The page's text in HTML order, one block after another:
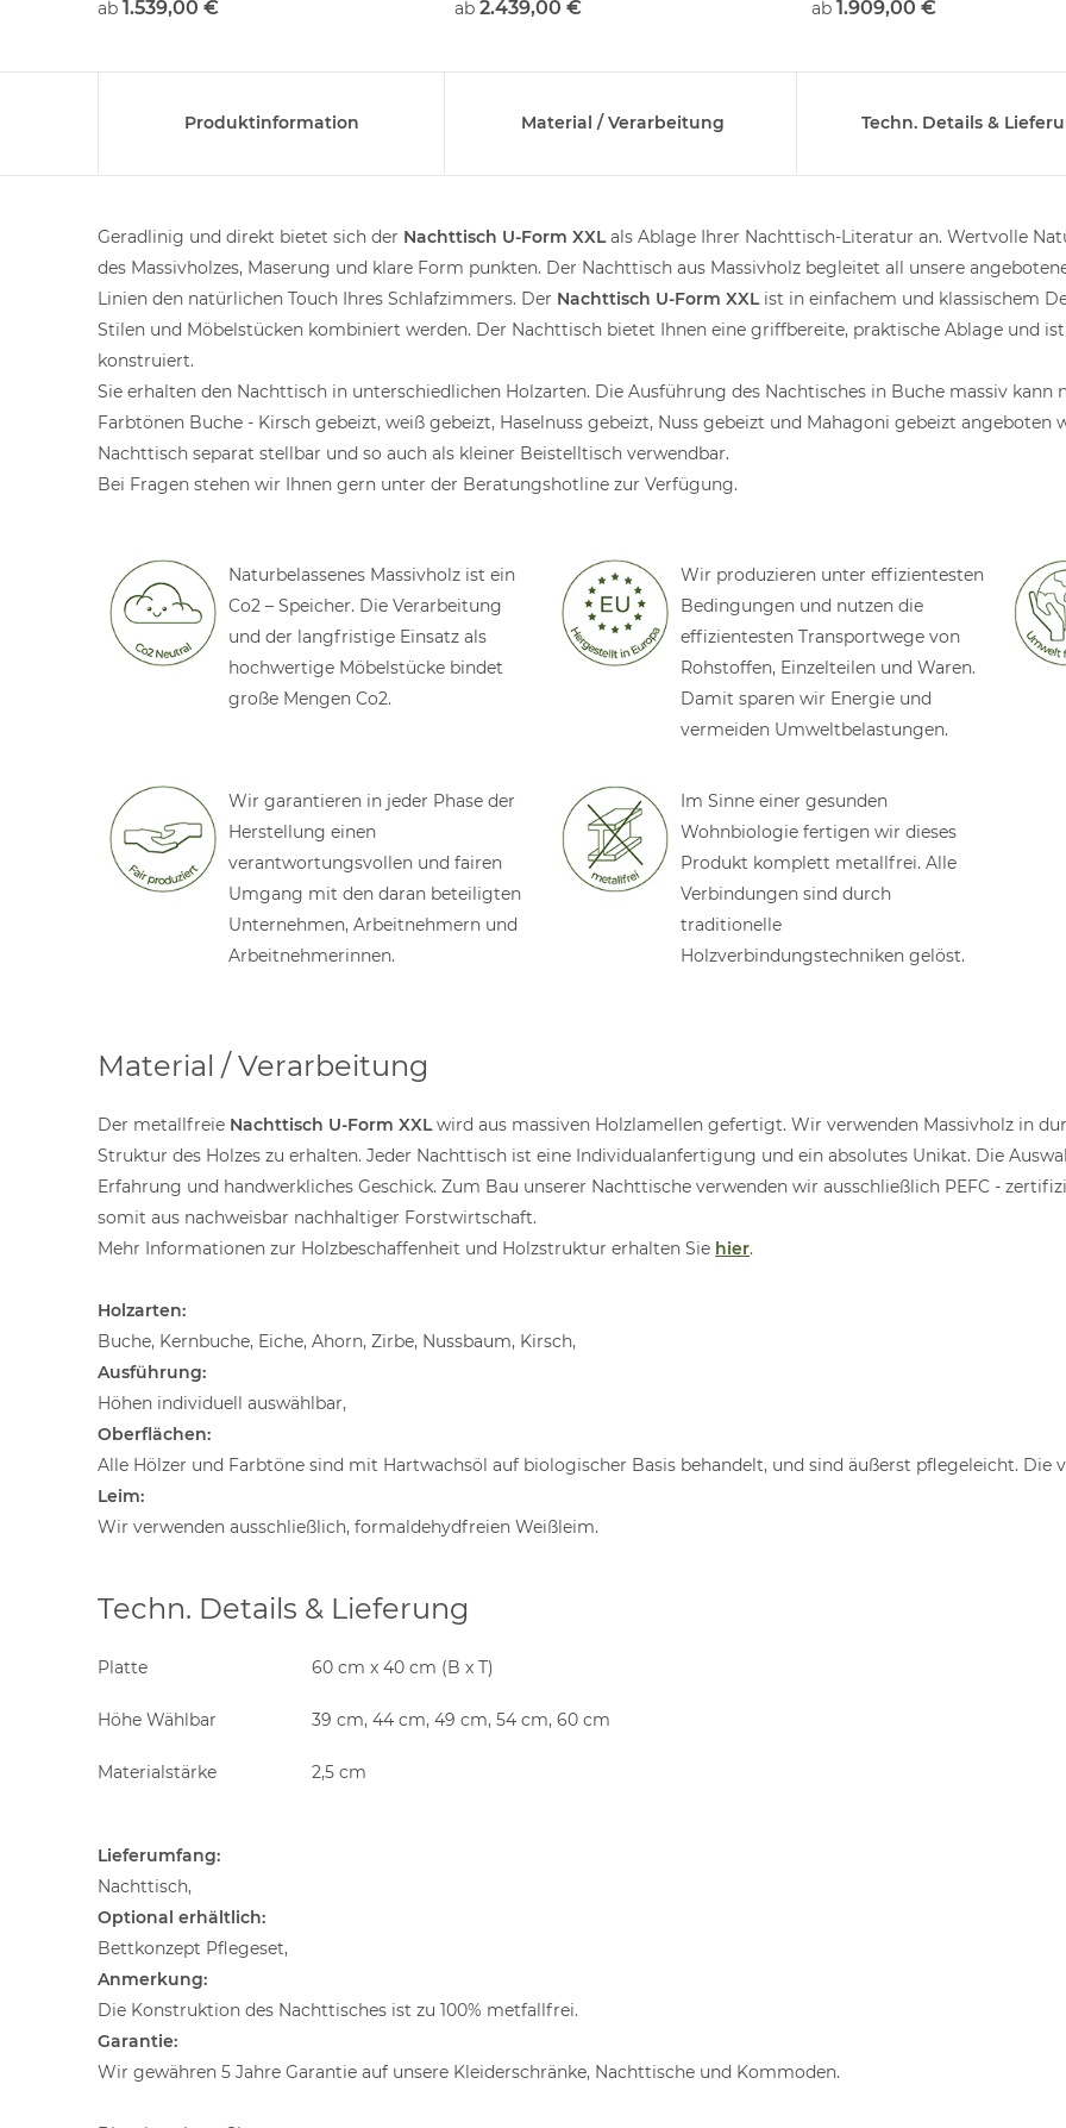
ab 1.539,00 €
ab 2.439,00 €
ab 1.909,00 €
Produktinformation Material / Verarbeitung Techn. Details &
Geradlinig und direkt bietet sich der Nachttisch U-Form XXLals Ablage Ihrer Nachttisch-Literatur an. Wertvolle
des Massivholzes, Maserung und klare Form punkten. Der Nachttisch aus Massivholz begleitet all unsere
Linien den natürlichen Touch Ihres Schlafzimmers. Der Nachttisch U-Form XXList in einfachem und klassischem
Stilen und Möbelstücken kombiniert werden. Der Nachttisch bietet Ihnen eine griffbereite, praktische Ablage und
konstruiert.
Sie erhalten den Nachttisch in unterschiedlichen Holzarten. Die Ausführung des Nachtisches in Buche massiv
Farbtönen Buche - Kirsch gebeizt, weiß gebeizt, Haselnuss gebeizt, Nuss gebeizt und Mahagoni gebeizt angeboten
Nachttisch separat stellbar und so auch als kleiner Beistelltisch verwendbar.
Bei Fragen stehen wir Ihnen gern unter der Beratungshotline zur Verfügung.
Naturbelassenes Massivholz ist ein
Co2 – Speicher. Die Verarbeitung
und der langfristige Einsatz als
hochwertige Möbelstücke bindet
große Mengen Co2.
Wir produzieren unter effizientesten
Bedingungen und nutzen die
effizientesten Transportwege von
Rohstoffen, Einzelteilen und Waren.
Damit sparen wir Energie und
vermeiden Umweltbelastungen.
Wir garantieren in jeder Phase der
Herstellung einen
verantwortungsvollen und fairen
Umgang mit den daran beteiligten
Unternehmen, Arbeitnehmern und
Arbeitnehmerinnen.
Im Sinne einer gesunden
Wohnbiologie fertigen wir dieses
Produkt komplett metallfrei. Alle
Verbindungen sind durch
traditionelle
Holzverbindungstechniken gelöst.
Material / Verarbeitung
Der metallfreie Nachttisch U-Form XXLwird aus massiven Holzlamellen gefertigt. Wir verwenden Massivholz in
Struktur des Holzes zu erhalten. Jeder Nachttisch ist eine Individualanfertigung und ein absolutes Unikat. Die
Erfahrung und handwerkliches Geschick. Zum Bau unserer Nachttische verwenden wir ausschließlich PEFC -
somit aus nachweisbar nachhaltiger Forstwirtschaft.
Mehr Informationen zur Holzbeschaffenheit und Holzstruktur erhalten Sie hier.
Holzarten:
Buche, Kernbuche, Eiche, Ahorn, Zirbe, Nussbaum, Kirsch,
Ausführung:
Höhen individuell auswählbar,
Oberflächen:
Alle Hölzer und Farbtöne sind mit Hartwachsöl auf biologischer Basis behandelt, und sind äußerst pflegeleicht. Die
Leim:
Wir verwenden ausschließlich, formaldehydfreien Weißleim.
Techn. Details & Lieferung
Platte 60 cm x 40 cm (B x T)
Höhe Wählbar 39 cm, 44 cm, 49 cm, 54 cm, 60 cm
Materialstärke 2,5 cm
Lieferumfang:
Nachttisch,
Optional erhältlich:
Bettkonzept Pflegeset,
Anmerkung:
Die Konstruktion des Nachttisches ist zu 100% metfallfrei.
Garantie:
Wir gewähren 5 Jahre Garantie auf unsere Kleiderschränke, Nachttische und Kommoden.